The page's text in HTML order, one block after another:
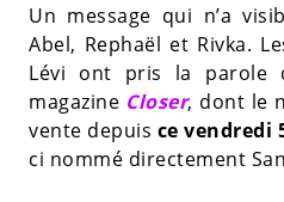
Un message qui n’a
Abel, Rephaël et Rivka.
Lévi ont pris la parole
magazine Closer, dont le
vente depuis ce vendredi
ci nommé directement